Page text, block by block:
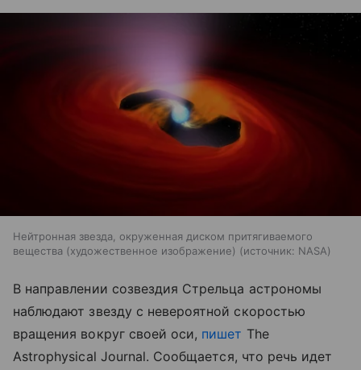
Нейтронная звезда, окруженная диском притягиваемого
вещества (художественное изображение)
источник: NASA
В направлении созвездия Стрельца астрономы
наблюдают звезду с невероятной скоростью
вращения вокруг своей оси, пишет The
Astrophysical Journal. Сообщается, что речь идет